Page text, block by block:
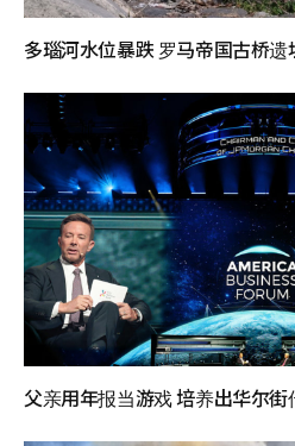
多瑙河水位暴跌 罗马帝国古桥遗
父亲用年报当游戏 培养出华尔街